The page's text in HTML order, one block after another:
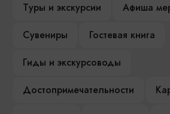
Туры и экскурсии
Афиша
Сувениры
Гостевая книга
Гиды и экскурсоводы
Достопримечательности